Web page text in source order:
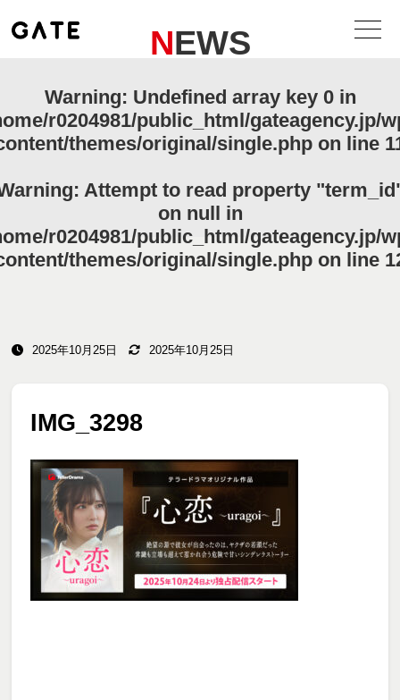
NEWS
Warning: Undefined array key 0 in
r0204981/public_html/gateagency.jp/
themes/original/single.php on line
: Attempt to read property
on null in
r0204981/public_html/gateagency.jp/
themes/original/single.phpon line
2025年10月25日 2025年10月25日
IMG_3298